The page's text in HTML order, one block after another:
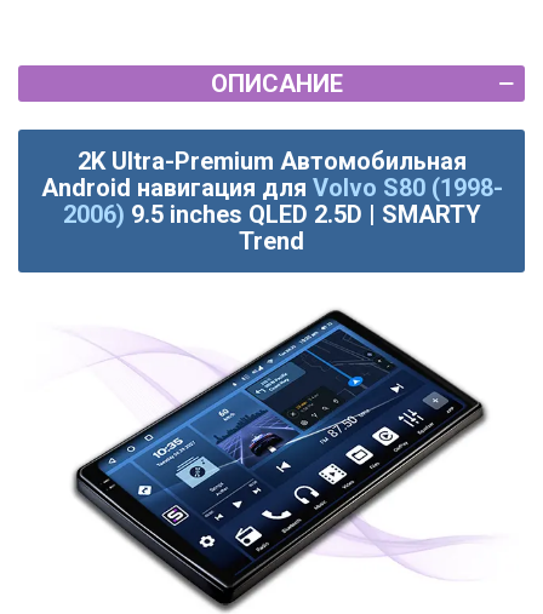
ОПИСАНИЕ
2K Ultra-Premium Автомобильная
Android навигация для Volvo S80 (1998-
2006) 9.5 inches QLED 2.5D | SMARTY
Trend